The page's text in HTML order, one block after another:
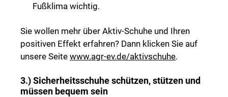
Fußklima wichtig.
Sie wollen mehr über Aktiv-Schuhe und Ihren
positiven Effekt erfahren? Dann klicken Sie auf
unsere Seite www.agr-ev.de/aktivschuhe.
3.) Sicherheitsschuhe schützen, stützen und
müssen bequem sein